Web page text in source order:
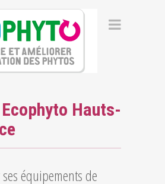
Hauts-
équipements de